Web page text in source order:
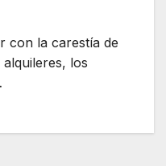
con la carestía de
los